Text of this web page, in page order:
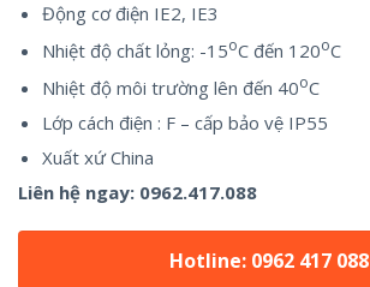
Động cơ điện IE2, IE3
Nhiệt độ chất lỏng: -15oC đến 120oC
Nhiệt độ môi trường lên đến 40oC
Lớp cách điện : F – cấp bảo vệ IP55
Xuất xứ China
Liên hệ ngay: 0962.417.088
Hotline: 0962 417 088